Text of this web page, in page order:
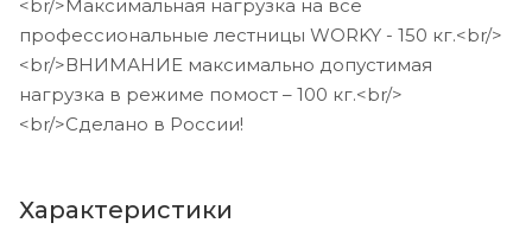
<br/>Максимальная нагрузка на все
профессиональные лестницы WORKY - 150 кг.<br/>
<br/>ВНИМАНИЕ максимально допустимая
нагрузка в режиме помост – 100 кг.<br/>
<br/>Сделано в России!
Характеристики